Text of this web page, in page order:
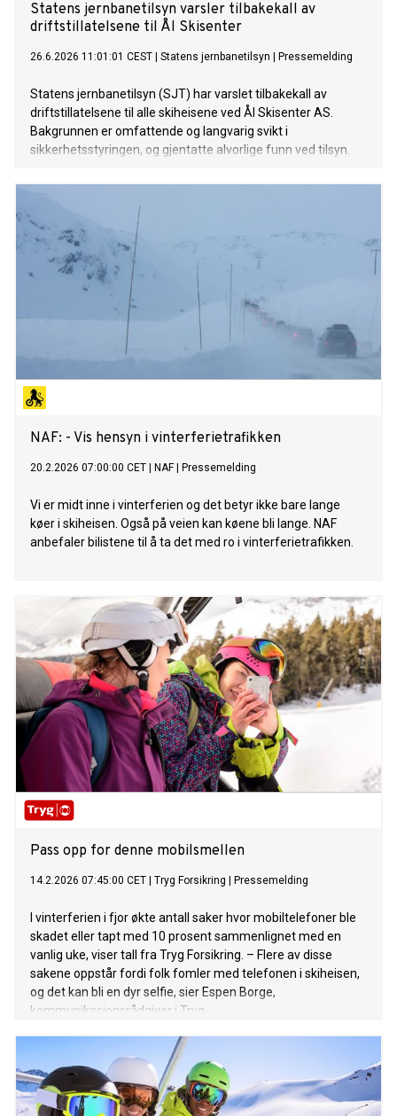
Statens jernbanetilsyn varsler tilbakekall av
driftstillatelsene til Ål Skisenter
26.6.2026 11:01:01 CEST Statens jernbanetilsyn Pressemelding
Statens jernbanetilsyn (SJT) har varslet tilbakekall av
driftstillatelsene til alle skiheisene ved Ål Skisenter AS.
Bakgrunnen er omfattende og langvarig svikt i
sikkerhetsstyringen, og gjentatte alvorlige funn ved tilsyn.
NAF: - Vis hensyn i vinterferietrafikken
20.2.2026 07:00:00 CET NAF| Pressemelding
Vi er midt inne i vinterferien og det betyr ikke bare lange
køer i skiheisen. Også på veien kan køene bli lange. NAF
anbefaler bilistene til å ta det med ro i vinterferietrafikken.
Pass opp for denne mobilsmellen
14.2.2026 07:45:00 CET Tryg Forsikring Pressemelding
I vinterferien i fjor økte antall saker hvor mobiltelefoner ble
skadet eller tapt med 10 prosent sammenlignet med en
vanlig uke, viser tall fra Tryg Forsikring. – Flere av disse
sakene oppstår fordi folk fomler med telefonen i skiheisen,
og det kan bli en dyr selfie, sier Espen Borge,
kommunikasjonsrådgiver i Tryg.